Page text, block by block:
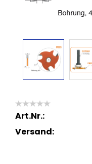
Art.Nr.:
Versand: